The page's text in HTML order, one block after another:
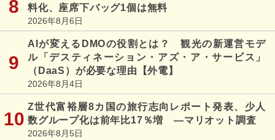
料化、座席下バッグ1個は無料
2026年8月6日
AIが変えるDMOの役割とは？ 観光の新運営モデ
ル「デスティネーション・アズ・ア・サービス」
（DaaS）が必要な理由【外電】
2026年8月4日
Z世代富裕層8カ国の旅行志向レポート発表、少人
数グループ化は前年比17％増 ―マリオット調査
2026年8月5日